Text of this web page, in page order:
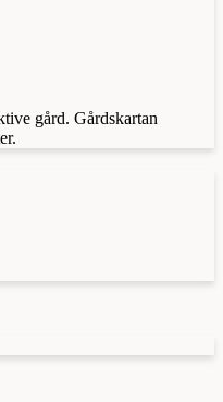
gård. Gårdskartan